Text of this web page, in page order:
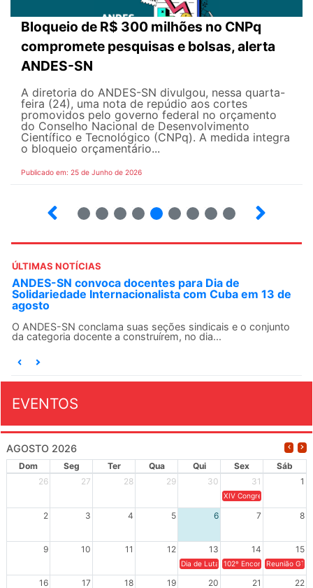
Bloqueio de R$ 300 milhões no CNPq
compromete pesquisas e bolsas, alerta
ANDES-SN
A diretoria do ANDES-SN divulgou, nessa quarta-
feira (24), uma nota de repúdio aos cortes
promovidos pelo governo federal no orçamento
do Conselho Nacional de Desenvolvimento
Científico e Tecnológico (CNPq). A medida integra
o bloqueio orçamentário...
Publicado em: 25 de Junho de 2026
ÚLTIMAS NOTÍCIAS
ANDES-SN convoca docentes para Dia de
Solidariedade Internacionalista com Cuba em 13 de
agosto
O ANDES-SN conclama suas seções sindicais e o conjunto
da categoria docente a construírem, no dia...
EVENTOS
AGOSTO 2026
Dom Seg Ter Qua Qui Sex
Sáb
26
27 28 29 30 31 1
XIV Congresso Brasileiro
2 3 4 5 6 7 8
9 10 11 12 13 14 15
Dia de Luta em Defesa de Cuba e da
102º Encontro da
Reunião
16 17 18 19 20 21 22